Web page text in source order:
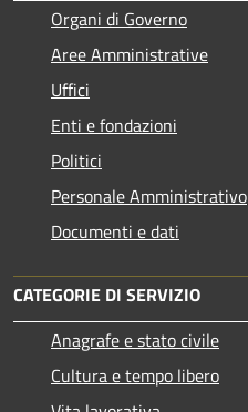
Organi di Governo
Aree Amministrative
Uffici
Enti e fondazioni
Politici
Personale Amministrativo
Documenti e dati
CATEGORIE DI SERVIZIO
Anagrafe e stato civile
Cultura e tempo libero